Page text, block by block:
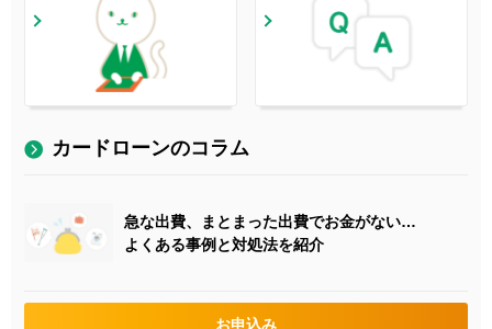
カードローンのコラム
急な出費、まとまった出費でお金がない…
よくある事例と対処法を紹介
お申込み